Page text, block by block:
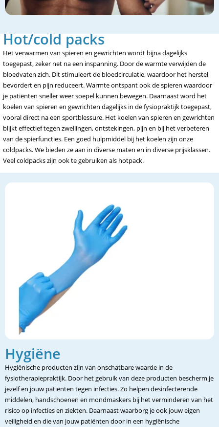
Hot/cold packs
Het verwarmen van spieren en gewrichten wordt bijna dagelijks
toegepast, zeker net na een inspanning. Door de warmte verwijden de
bloedvaten zich. Dit stimuleert de bloedcirculatie, waardoor het herstel
bevordert en pijn reduceert. Warmte ontspant ook de spieren waardoor
je patiënten sneller weer soepel kunnen bewegen. Daarnaast word het
koelen van spieren en gewrichten dagelijks in de fysiopraktijk toegepast,
vooral direct na een sportblessure. Het koelen van spieren en gewrichten
blijkt effectief tegen zwellingen, ontstekingen, pijn en bij het verbeteren
van de spierfuncties. Een goed hulpmiddel bij het koelen zijn onze
coldpacks. We bieden ze aan in diverse maten en in diverse prijsklassen.
Veel coldpacks zijn ook te gebruiken als hotpack.
Hygiëne
Hygiënische producten zijn van onschatbare waarde in de
fysiotherapiepraktijk. Door het gebruik van deze producten bescherm je
jezelf en jouw patiënten tegen infecties. Zo helpen desinfecterende
middelen, handschoenen en mondmaskers bij het verminderen van het
risico op infecties en ziekten. Daarnaast waarborg je ook jouw eigen
veiligheid en die van jouw patiënten door in een hygiënische